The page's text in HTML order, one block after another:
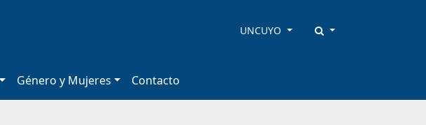
UNCUYO
Género y Mujeres Contacto